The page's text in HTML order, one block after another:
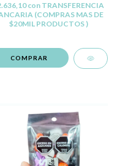
con TRANSFERENCIA
(COMPRAS MAS DE
$20MIL PRODUCTOS )